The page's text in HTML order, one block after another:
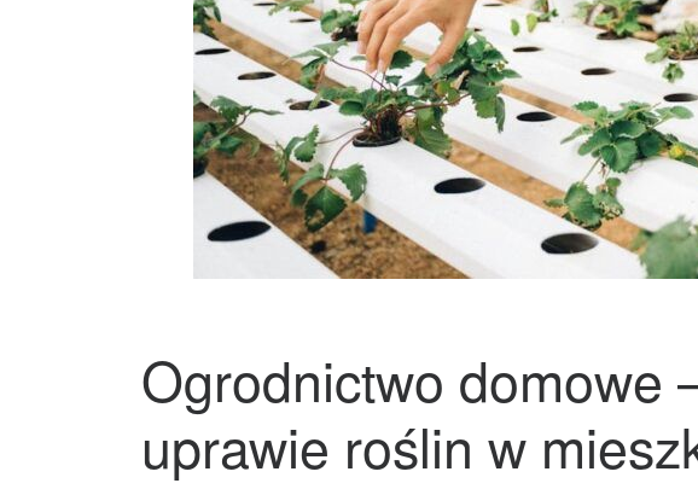
Ogrodnictwo domowe
uprawie roślin w